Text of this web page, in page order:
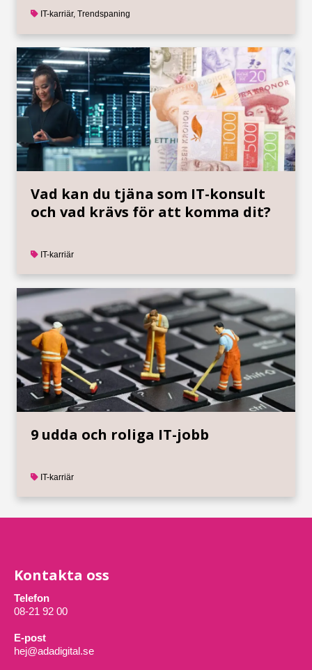
IT-karriär, Trendspaning
Vad kan du tjäna som IT-konsult
och vad krävs för att komma dit?
IT-karriär
9 udda och roliga IT-jobb
IT-karriär
Kontakta oss
Telefon
08-21 92 00
E-post
hej@adadigital.se